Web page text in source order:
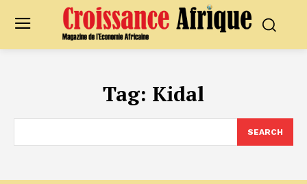
Tag: Kidal
SEARCH